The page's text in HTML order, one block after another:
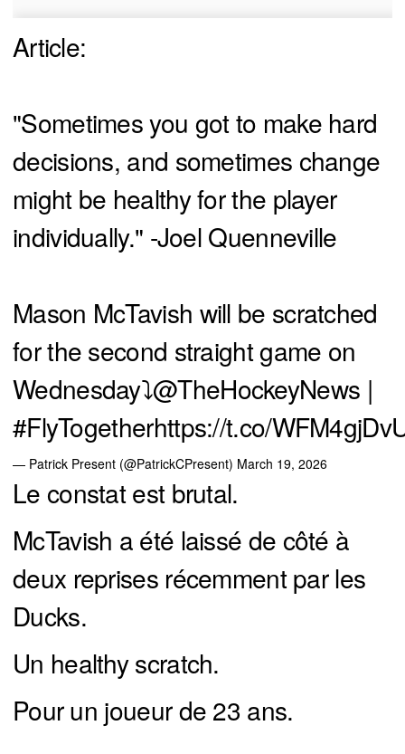
Article:
"Sometimes you got to make hard
decisions, and sometimes change
might be healthy for the player
individually." -Joel Quenneville
Mason McTavish will be scratched
for the second straight game on
Wednesday⤵️@TheHockeyNews |
#FlyTogetherhttps://t.co/
— Patrick Present (@PatrickCPresent) March 19, 2026
Le constat est brutal.
McTavish a été laissé de côté à
deux reprises récemment par les
Ducks.
Un healthy scratch.
Pour un joueur de 23 ans.